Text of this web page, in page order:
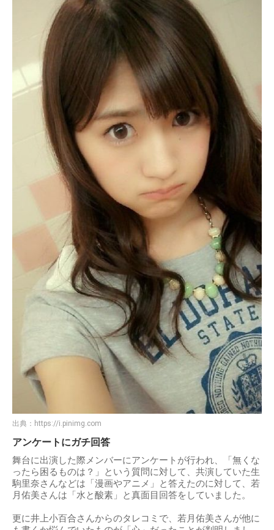
出典： https://i.pinimg.com
アンケートにガチ回答
舞台に出演した際メンバーにアンケートが行われ、「無くな
ったら困るものは？」という質問に対して、共演していた生
駒里奈さんなどは「漫画やアニメ」と答えたのに対して、若
月佑美さんは「水と酸素」と真面目回答をしていました。
更に井上小百合さんからのタレコミで、若月佑美さんが他に